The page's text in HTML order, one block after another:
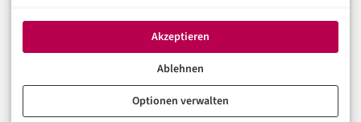
Akzeptieren
Ablehnen
Optionen verwalten
Datenschutzerklärung (EU)
Cookie-Richtlinie (EU)